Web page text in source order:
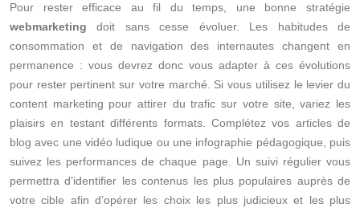
Pour rester efficace au fil du temps, une bonne stratégie
webmarketing doit sans cesse évoluer. Les habitudes de
consommation et de navigation des internautes changent en
permanence : vous devrez donc vous adapter à ces évolutions
pour rester pertinent sur votre marché. Si vous utilisez le levier du
content marketing pour attirer du trafic sur votre site, variez les
plaisirs en testant différents formats. Complétez vos articles de
blog avec une vidéo ludique ou une infographie pédagogique, puis
suivez les performances de chaque page. Un suivi régulier vous
permettra d’identifier les contenus les plus populaires auprès de
votre cible afin d’opérer les choix les plus judicieux et les plus